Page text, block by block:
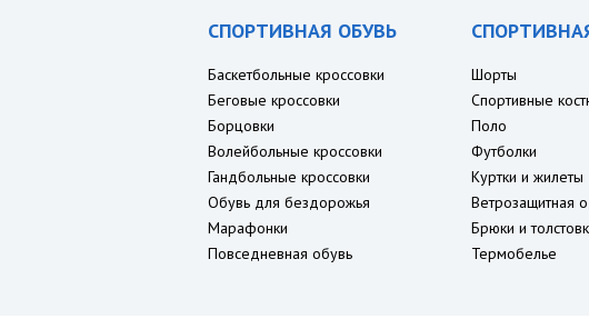
СПОРТИВНАЯ ОБУВЬ
Баскетбольные кроссовки
Беговые кроссовки
Борцовки
Волейбольные кроссовки
Гандбольные кроссовки
Обувь для бездорожья
Марафонки
Повседневная обувь
Шорты
Спортивные
Поло
Футболки
Куртки и жилеты
Ветрозащитная
Брюки и
Термобелье